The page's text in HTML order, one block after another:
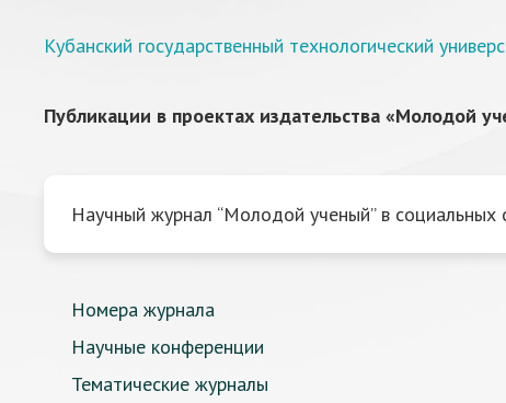
Кубанский государственный технологический
Публикации в проектах издательства «Молодой
Научный журнал “Молодой ученый” в социальных
Номера журнала
Научные конференции
Тематические журналы